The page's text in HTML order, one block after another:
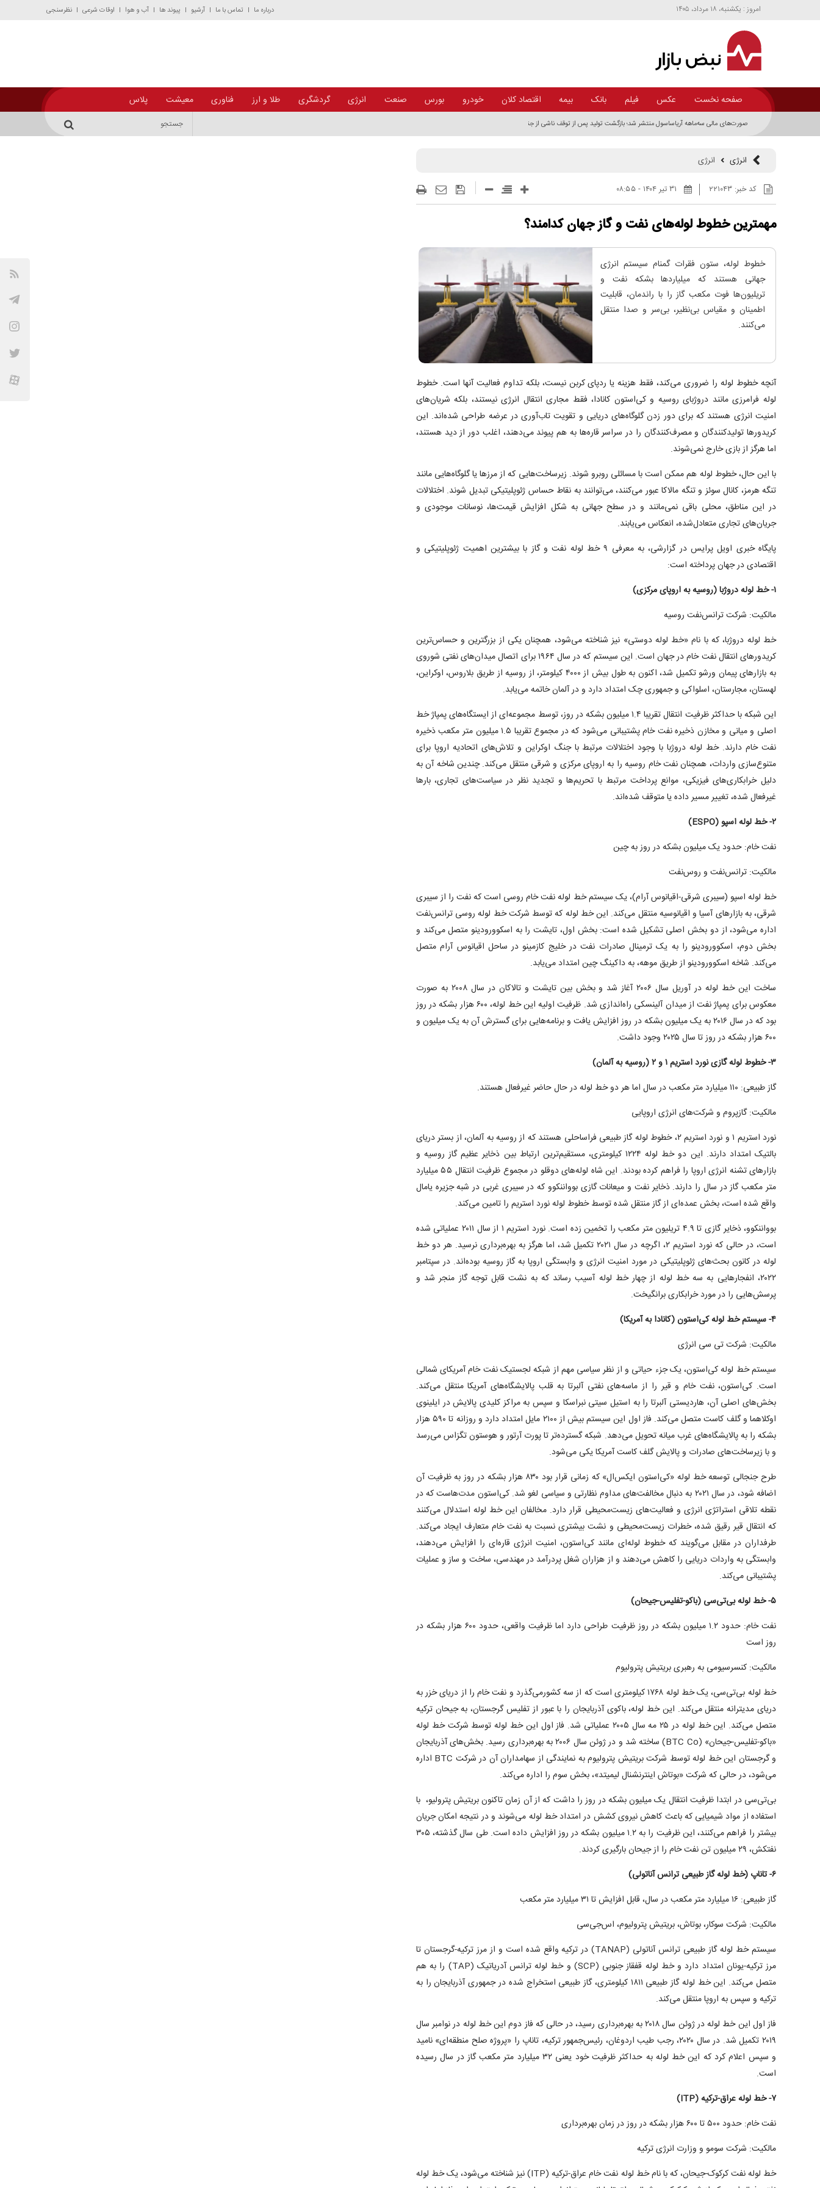
امروز : يکشنبه، ۱۸ مرداد، ۱۴۰۵ درباره ما تماس با ما آرشیو پیوند ها آب و هوا اوقات شرعی نظرسنجی
صفحه نخست عکس فیلم بانک بیمه اقتصاد کلان خودرو بورس صنعت انرژی گردشگری طلا و ارز فناوری معیشت پلاس
صورت‌های مالی سه‌ماهه آریاساسول منتشر شد؛ بازگشت تولید پس از توقف ناشی از جنگ
انرژی انرژی
کد خبر:۲۲۱۰۴۳
مهمترین خطوط لوله‌های نفت و گاز جهان کدامند؟
خطوط لوله، ستون فقرات گمنام سیستم انرژی
جهانی هستند که میلیاردها بشکه نفت و
تریلیون‌ها فوت مکعب گاز را با راندمان، قابلیت
اطمینان و مقیاس بی‌نظیر، بی‌سر و صدا منتقل
می‌کنند.
آنچه خطوط لوله را ضروری می‌کند، فقط هزینه یا ردپای کربن نیست، بلکه تداوم فعالیت آنها است. خطوط
لوله فرامرزی مانند دروژبای روسیه و کی‌استون کانادا، فقط مجاری انتقال انرژی نیستند، بلکه شریان‌های
امنیت انرژی هستند که برای دور زدن گلوگاه‌های دریایی و تقویت تاب‌آوری در عرضه طراحی شده‌اند. این
کریدورها تولیدکنندگان و مصرف‌کنندگان را در سراسر قاره‌ها به هم پیوند می‌دهند، اغلب دور از دید هستند،
اما هرگز از بازی خارج نمی‌شوند.
با این حال، خطوط لوله هم ممکن است با مسائلی روبرو شوند. زیرساخت‌هایی که از مرزها یا گلوگاه‌هایی مانند
تنگه هرمز، کانال سوئز و تنگه مالاکا عبور می‌کنند، می‌توانند به نقاط حساس ژئوپلیتیکی تبدیل شوند. اختلالات
در این مناطق، محلی باقی نمی‌مانند و در سطح جهانی به شکل افزایش قیمت‌ها، نوسانات موجودی و
جریان‌های تجاری متعادل‌شده، انعکاس می‌یابند.
پایگاه خبری اویل پرایس در گزارشی، به معرفی ۹ خط لوله نفت و گاز با بیشترین اهمیت ژئوپلیتیکی و
اقتصادی در جهان پرداخته است:
۱- خط لوله دروژبا (روسیه به اروپای مرکزی)
مالکیت: شرکت ترانس‌نفت روسیه
خط لوله دروژبا، که با نام «خط لوله دوستی» نیز شناخته می‌شود، همچنان یکی از بزرگترین و حساس‌ترین
کریدورهای انتقال نفت خام در جهان است. این سیستم که در سال ۱۹۶۴ برای اتصال میدان‌های نفتی شوروی
به بازارهای پیمان ورشو تکمیل شد، اکنون به طول بیش از ۴۰۰۰ کیلومتر، از روسیه از طریق بلاروس، اوکراین،
لهستان، مجارستان، اسلواکی و جمهوری چک امتداد دارد و در آلمان خاتمه می‌یابد.
این شبکه با حداکثر ظرفیت انتقال تقریبا ۱.۴ میلیون بشکه در روز، توسط مجموعه‌ای از ایستگاه‌های پمپاژ خط
اصلی و میانی و مخازن ذخیره نفت خام پشتیبانی می‌شود که در مجموع تقریبا ۱.۵ میلیون متر مکعب ذخیره
نفت خام دارند. خط لوله دروژبا با وجود اختلالات مرتبط با جنگ اوکراین و تلاش‌های اتحادیه اروپا برای
متنوع‌سازی واردات، همچنان نفت خام روسیه را به اروپای مرکزی و شرقی منتقل می‌کند. چندین شاخه آن به
دلیل خرابکاری‌های فیزیکی، موانع پرداخت مرتبط با تحریم‌ها و تجدید نظر در سیاست‌های تجاری، بارها
غیرفعال شده، تغییر مسیر داده یا متوقف شده‌اند.
۲- خط لوله اسپو (ESPO)
نفت خام: حدود یک میلیون بشکه در روز به چین
مالکیت: ترانس‌نفت و روس‌نفت
خط لوله اسپو (سیبری شرقی-اقیانوس آرام)، یک سیستم خط لوله نفت خام روسی است که نفت را از سیبری
شرقی، به بازارهای آسیا و اقیانوسیه منتقل می‌کند. این خط لوله که توسط شرکت خط لوله روسی ترانس‌نفت
اداره می‌شود، از دو بخش اصلی تشکیل شده است: بخش اول، تایشت را به اسکوورودینو متصل می‌کند و
بخش دوم، اسکوورودینو را به یک ترمینال صادرات نفت در خلیج کازمینو در ساحل اقیانوس آرام متصل
می‌کند. شاخه اسکوورودینو از طریق موهه، به داکینگ چین امتداد می‌یابد.
ساخت این خط لوله در آوریل سال ۲۰۰۶ آغاز شد و بخش بین تایشت و تالاکان در سال ۲۰۰۸ به صورت
معکوس برای پمپاژ نفت از میدان آلینسکی راه‌اندازی شد. ظرفیت اولیه این خط لوله، ۶۰۰ هزار بشکه در روز
بود که در سال ۲۰۱۶ به یک میلیون بشکه در روز افزایش یافت و برنامه‌هایی برای گسترش آن به یک میلیون و
۶۰۰ هزار بشکه در روز تا سال ۲۰۲۵ وجود داشت.
۳- خطوط لوله گازی نورد استریم ۱ و ۲ (روسیه به آلمان)
گاز طبیعی: ۱۱۰ میلیارد متر مکعب در سال اما هر دو خط لوله در حال حاضر غیرفعال هستند.
مالکیت: گازپروم و شرکت‌های انرژی اروپایی
نورد استریم ۱ و نورد استریم ۲، خطوط لوله گاز طبیعی فراساحلی هستند که از روسیه به آلمان، از بستر دریای
بالتیک امتداد دارند. این دو خط لوله ۱۲۲۴ کیلومتری، مستقیم‌ترین ارتباط بین ذخایر عظیم گاز روسیه و
بازارهای تشنه انرژی اروپا را فراهم کرده بودند. این شاه لوله‌های دوقلو در مجموع ظرفیت انتقال ۵۵ میلیارد
متر مکعب گاز در سال را دارند. ذخایر نفت و میعانات گازی بوواننکوو که در سیبری غربی در شبه جزیره یامال
واقع شده است، بخش عمده‌ای از گاز منتقل شده توسط خطوط لوله نورد استریم را تامین می‌کند.
بوواننکوو، ذخایر گازی تا ۴.۹ تریلیون متر مکعب را تخمین زده است. نورد استریم ۱ از سال ۲۰۱۱ عملیاتی شده
است، در حالی که نورد استریم ۲، اگرچه در سال ۲۰۲۱ تکمیل شد، اما هرگز به بهره‌برداری نرسید. هر دو خط
لوله در کانون بحث‌های ژئوپلیتیکی در مورد امنیت انرژی و وابستگی اروپا به گاز روسیه بوده‌اند. در سپتامبر
۲۰۲۲، انفجارهایی به سه خط لوله از چهار خط لوله آسیب رساند که به نشت قابل توجه گاز منجر شد و
پرسش‌هایی را در مورد خرابکاری برانگیخت.
۴- سیستم خط لوله کی‌استون (کانادا به آمریکا)
مالکیت: شرکت تی سی انرژی
سیستم خط لوله کی‌استون، یک جزء حیاتی و از نظر سیاسی مهم از شبکه لجستیک نفت خام آمریکای شمالی
است. کی‌استون، نفت خام و قیر را از ماسه‌های نفتی آلبرتا به قلب پالایشگاه‌های آمریکا منتقل می‌کند.
بخش‌های اصلی آن، هاردیستی آلبرتا را به استیل سیتی نبراسکا و سپس به مراکز کلیدی پالایش در ایلینوی
اوکلاهما و گلف کاست متصل می‌کند. فاز اول این سیستم بیش از ۲۱۰۰ مایل امتداد دارد و روزانه تا ۵۹۰ هزار
بشکه را به پالایشگاه‌های غرب میانه تحویل می‌دهد. شبکه گسترده‌تر تا پورت آرتور و هوستون تگزاس می‌رسد
و با زیرساخت‌های صادرات و پالایش گلف کاست آمریکا یکی می‌شود.
طرح جنجالی توسعه خط لوله «کی‌استون ایکس‌ال» که زمانی قرار بود ۸۳۰ هزار بشکه در روز به ظرفیت آن
اضافه شود، در سال ۲۰۲۱ به دنبال مخالفت‌های مداوم نظارتی و سیاسی لغو شد. کی‌استون مدت‌هاست که در
نقطه تلاقی استراتژی انرژی و فعالیت‌های زیست‌محیطی قرار دارد. مخالفان این خط لوله استدلال می‌کنند
که انتقال قیر رقیق ‌شده، خطرات زیست‌محیطی و نشت بیشتری نسبت به نفت خام متعارف ایجاد می‌کند.
طرفداران در مقابل می‌گویند که خطوط لوله‌ای مانند کی‌استون، امنیت انرژی قاره‌ای را افزایش می‌دهند،
وابستگی به واردات دریایی را کاهش می‌دهند و از هزاران شغل پردرآمد در مهندسی، ساخت و ساز و عملیات
پشتیبانی می‌کند.
۵- خط لوله بی‌تی‌سی (باکو-تفلیس-جیحان)
نفت خام: حدود ۱.۲ میلیون بشکه در روز ظرفیت طراحی دارد اما ظرفیت واقعی، حدود ۶۰۰ هزار بشکه در
روز است
مالکیت: کنسرسیومی به رهبری بریتیش پترولیوم
خط لوله بی‌تی‌سی، یک خط لوله ۱۷۶۸ کیلومتری است که از سه کشورمی‌گذرد و نفت خام را از دریای خزر به
دریای مدیترانه منتقل می‌کند. این خط لوله، باکوی آذربایجان را با عبور از تفلیس گرجستان، به جیحان ترکیه
متصل می‌کند. این خط لوله در ۲۵ مه سال ۲۰۰۵ عملیاتی شد. فاز اول این خط لوله توسط شرکت خط لوله
«باکو-تفلیس-جیحان» (BTC Co) ساخته شد و در ژوئن سال ۲۰۰۶ به بهره‌برداری رسید. بخش‌های آذربایجان
و گرجستان این خط لوله توسط شرکت بریتیش پترولیوم به نمایندگی از سهامداران آن در شرکت BTC اداره
می‌شود، در حالی که شرکت «بوتاش اینترنشنال لیمیتد»، بخش سوم را اداره می‌کند.
بی‌تی‌سی در ابتدا ظرفیت انتقال یک میلیون بشکه در روز را داشت که از آن زمان تاکنون بریتیش پترولیو، با
استفاده از مواد شیمیایی که باعث کاهش نیروی کشش در امتداد خط لوله می‌شوند و در نتیجه امکان جریان
بیشتر را فراهم می‌کنند، این ظرفیت را به ۱.۲ میلیون بشکه در روز افزایش داده است. طی سال گذشته، ۳۰۵
نفتکش، ۲۹ میلیون تن نفت خام را از جیحان بارگیری کردند.
۶- تاناپ (خط لوله گاز طبیعی ترانس آناتولی)
گاز طبیعی: ۱۶ میلیارد متر مکعب در سال، قابل افزایش تا ۳۱ میلیارد متر مکعب
مالکیت: شرکت سوکار، بوتاش، بریتیش پترولیوم، اس‌جی‌سی
سیستم خط لوله گاز طبیعی ترانس آناتولی (TANAP) در ترکیه واقع شده است و از مرز ترکیه-گرجستان تا
مرز ترکیه-یونان امتداد دارد و خط لوله قفقاز جنوبی (SCP) و خط لوله ترانس آدریاتیک (TAP) را به هم
متصل می‌کند. این خط لوله گاز طبیعی ۱۸۱۱ کیلومتری، گاز طبیعی استخراج شده در جمهوری آذربایجان را به
ترکیه و سپس به اروپا منتقل می‌کند.
فاز اول این خط لوله در ژوئن سال ۲۰۱۸ به بهره‌برداری رسید، در حالی که فاز دوم این خط لوله در نوامبر سال
۲۰۱۹ تکمیل شد. در سال ۲۰۲۰، رجب طیب اردوغان، رئیس‌جمهور ترکیه، تاناپ را «پروژه صلح منطقه‌ای» نامید
و سپس اعلام کرد که این خط لوله به حداکثر ظرفیت خود یعنی ۳۲ میلیارد متر مکعب گاز در سال رسیده
است.
۷- خط لوله عراق-ترکیه (ITP)
نفت خام: حدود ۵۰۰ تا ۶۰۰ هزار بشکه در روز در زمان بهره‌برداری
مالکیت: شرکت سومو و وزارت انرژی ترکیه
خط لوله نفت کرکوک-جیحان، که با نام خط لوله نفت خام عراق-ترکیه (ITP) نیز شناخته می‌شود، یک خط لوله